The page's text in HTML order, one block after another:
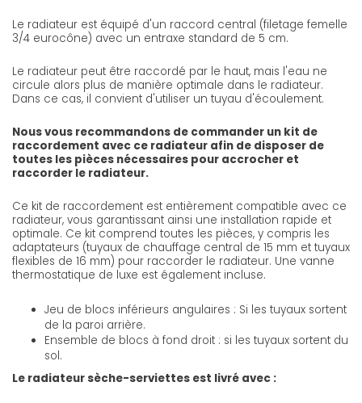
Le radiateur est équipé d'un raccord central (filetage femelle
3/4 eurocône) avec un entraxe standard de 5 cm.
Le radiateur peut être raccordé par le haut, mais l'eau ne
circule alors plus de manière optimale dans le radiateur.
Dans ce cas, il convient d'utiliser un tuyau d'écoulement.
Nous vous recommandons de commander un kit de
raccordement avec ce radiateur afin de disposer de
toutes les pièces nécessaires pour accrocher et
raccorder le radiateur.
Ce kit de raccordement est entièrement compatible avec ce
radiateur, vous garantissant ainsi une installation rapide et
optimale. Ce kit comprend toutes les pièces, y compris les
adaptateurs (tuyaux de chauffage central de 15 mm et tuyaux
flexibles de 16 mm) pour raccorder le radiateur. Une vanne
thermostatique de luxe est également incluse.
Jeu de blocs inférieurs angulaires : Si les tuyaux sortent
de la paroi arrière.
Ensemble de blocs à fond droit : si les tuyaux sortent du
sol.
Le radiateur sèche-serviettes est livré avec :